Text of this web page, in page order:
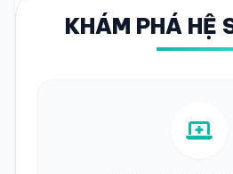
KHÁM PHÁ HỆ